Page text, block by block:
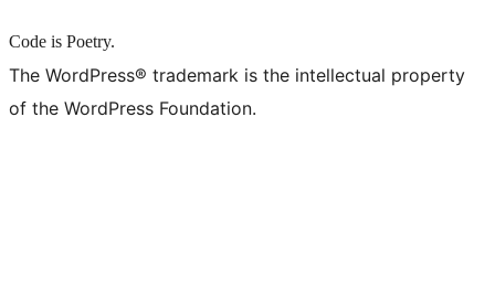
Code is Poetry.
The WordPress® trademark is the intellectual property
of the WordPress Foundation.